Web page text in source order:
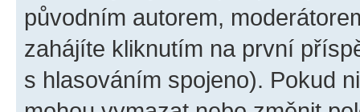
původním autorem,
zahájíte kliknutím na první
s hlasováním spojeno). Pokud